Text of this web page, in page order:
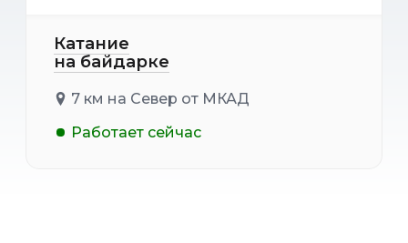
Катание
на байдарке
7 км на Север от МКАД
Работает сейчас